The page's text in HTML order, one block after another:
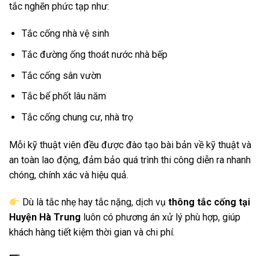
tắc nghẽn phức tạp như:
Tắc cống nhà vệ sinh
Tắc đường ống thoát nước nhà bếp
Tắc cống sân vườn
Tắc bể phốt lâu năm
Tắc cống chung cư, nhà trọ
Mỗi kỹ thuật viên đều được đào tạo bài bản về kỹ thuật và
an toàn lao động, đảm bảo quá trình thi công diễn ra nhanh
chóng, chính xác và hiệu quả.
Dù là tắc nhẹ hay tắc nặng, dịch vụthông tắc cống tại
Huyện Hà Trung luôn có phương án xử lý phù hợp, giúp
khách hàng tiết kiệm thời gian và chi phí.